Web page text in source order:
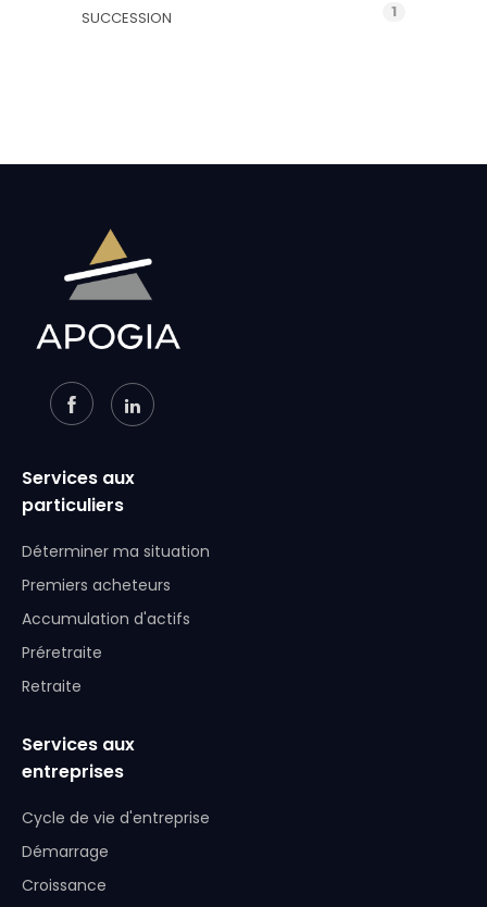
SUCCESSION 1
Services aux
particuliers
Déterminer ma situation
Premiers acheteurs
Accumulation d'actifs
Préretraite
Retraite
Services aux
entreprises
Cycle de vie d'entreprise
Démarrage
Croissance